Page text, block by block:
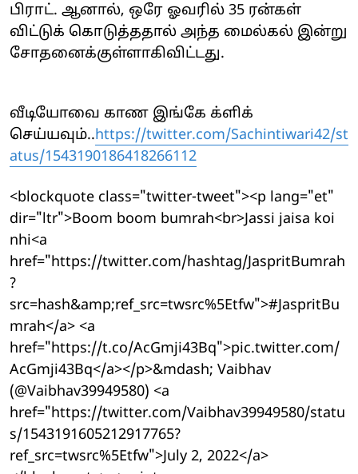
பிராட். ஆனால், ஒரே ஓவரில் 35 ரன்கள்
விட்டுக் கொடுத்ததால் அந்த மைல்கல் இன்று
சோதனைக்குள்ளாகிவிட்டது.
வீடியோவை காண இங்கே க்ளிக்
செய்யவும்..https://twitter.com/Sachintiwari42/st
atus/1543190186418266112
<blockquote class="twitter-tweet"><p lang="et"
dir="ltr">Boom boom bumrah<br>Jassi jaisa koi
nhi<a
href="https://twitter.com/hashtag/JaspritBumrah
?
src=hash&amp;ref_src=twsrc%5Etfw">#JaspritBu
mrah</a> <a
href="https://t.co/AcGmji43Bq">pic.twitter.com/
AcGmji43Bq</a></p>&mdash; Vaibhav
(@Vaibhav39949580) <a
href="https://twitter.com/Vaibhav39949580/statu
s/1543191605212917765?
ref_src=twsrc%5Etfw">July 2, 2022</a>